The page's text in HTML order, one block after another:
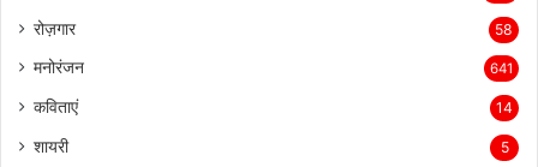
रोज़गार 58
मनोरंजन 641
कविताएं 14
शायरी 5